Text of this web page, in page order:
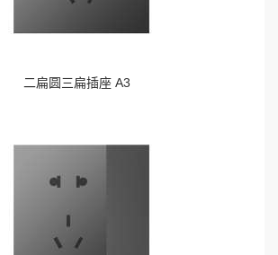
二扁圆三扁插座 A3